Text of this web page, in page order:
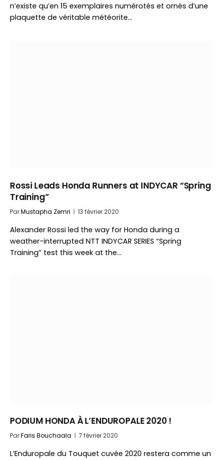
n’existe qu’en 15 exemplaires numérotés et ornés d’une
plaquette de véritable météorite…
Rossi Leads Honda Runners at INDYCAR “Spring
Training”
ParMustapha Zemri 13 février 2020
Alexander Rossi led the way for Honda during a
weather-interrupted NTT INDYCAR SERIES “Spring
Training” test this week at the…
PODIUM HONDA À L’ENDUROPALE 2020 !
ParFaris Bouchaala 7 février 2020
L’Enduropale du Touquet cuvée 2020 restera comme un